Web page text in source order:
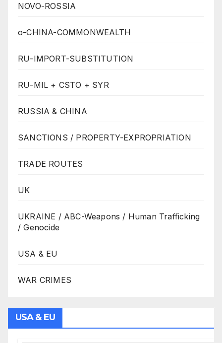
NOVO-ROSSIA
o-CHINA-COMMONWEALTH
RU-IMPORT-SUBSTITUTION
RU-MIL + CSTO + SYR
RUSSIA & CHINA
SANCTIONS / PROPERTY-EXPROPRIATION
TRADE ROUTES
UK
UKRAINE / ABC-Weapons / Human Trafficking
/ Genocide
USA & EU
WAR CRIMES
USA & EU